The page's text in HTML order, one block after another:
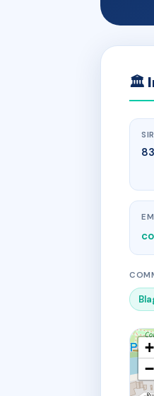
🏛
+
−